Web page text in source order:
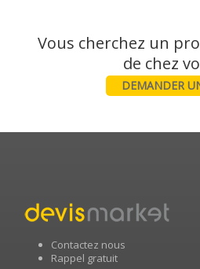
Vous cherchez un
DEMANDER
Contactez nous
Rappel gratuit